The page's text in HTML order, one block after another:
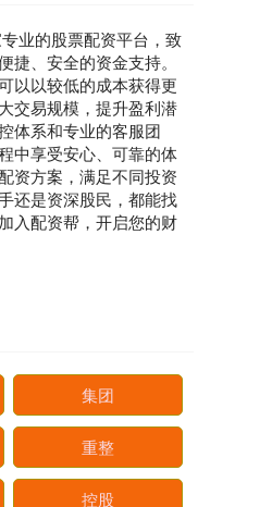
业的股票配资平台，致
捷、安全的资金支持。
以以较低的成本获得更
交易规模，提升盈利潜
体系和专业的客服团
中享受安心、可靠的体
资方案，满足不同投资
还是资深股民，都能找
入配资帮，开启您的财
集团
重整
控股